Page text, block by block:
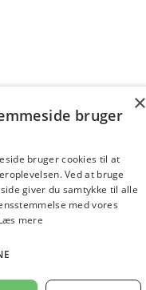
×
bruger
bruger cookies til at
Ved at bruge
giver du samtykke til alle
med vores
mere